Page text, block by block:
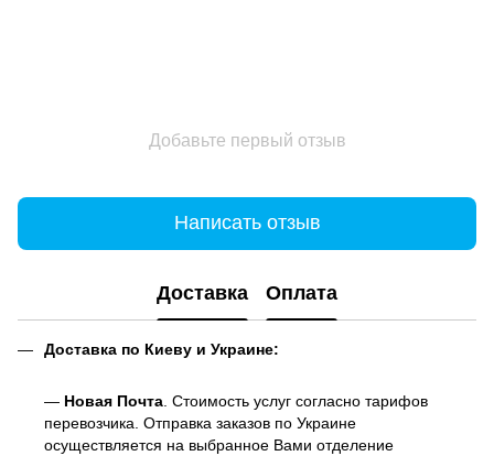
Добавьте первый отзыв
Написать отзыв
Доставка Оплата
Доставка по Киеву и Украине:
— Новая Почта . Стоимость услуг согласно тарифов
перевозчика. Отправка заказов по Украине
осуществляется на выбранное Вами отделение